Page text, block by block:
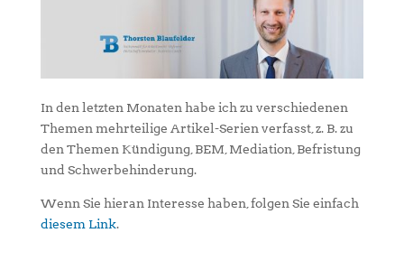
In den letzten Monaten habe ich zu verschiedenen
Themen mehrteilige Artikel-Serien verfasst, z. B. zu
den Themen Kündigung, BEM, Mediation, Befristung
und Schwerbehinderung.
Wenn Sie hieran Interesse haben, folgen Sie einfach
diesem Link.